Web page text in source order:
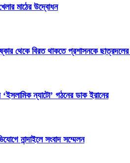
মাঠের উদ্বোধন
থেকে বিরত থাকতে প্রশাসনকে
ন্যাটো’ গঠনের ডাক ইরানের
নান্দাইলে সংবাদ সম্মেলন